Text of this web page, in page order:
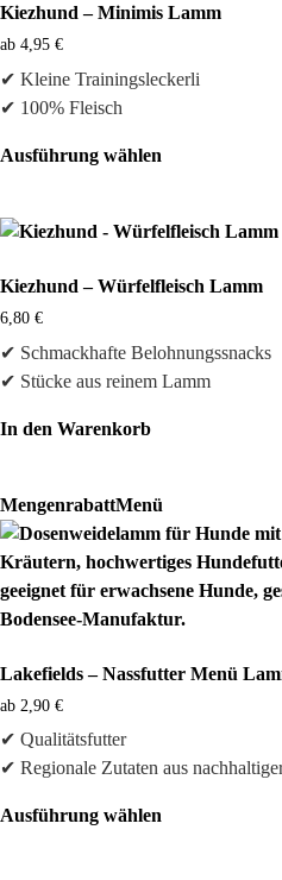
Varianten
auf.
Die
Optionen
auf
Produktseite
werden
Kiezhund – Minimis Lamm
ab 4,95 €
✔ Kleine Trainingsleckerli
✔ 100% Fleisch
Ausführung wählen
weist
Varianten
auf.
Die
Optionen
auf
Produktseite
gewählt
werden
Kiezhund – Würfelfleisch Lamm
6,80 €
✔ Schmackhafte Belohnungssnacks
✔ Stücke aus reinem Lamm
In den Warenkorb
MengenrabattMenü
Lakefields – Nassfutter Menü
ab 2,90 €
✔ Qualitätsfutter
✔ Regionale Zutaten aus
Ausführung wählen